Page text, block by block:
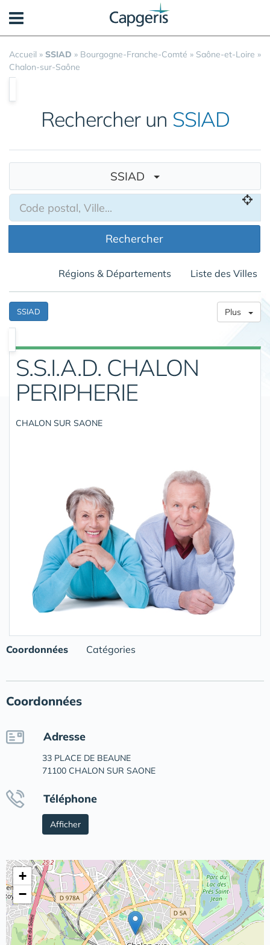
Accueil » SSIAD » Bourgogne-Franche-Comté » Saône-et-Loire »
Chalon-sur-Saône
Rechercher un SSIAD
SSIAD
Rechercher
Régions & Départements Liste des Villes
SSIAD Plus
S.S.I.A.D. CHALON
PERIPHERIE
CHALON SUR SAONE
Coordonnées Catégories
Coordonnées
Adresse
33 PLACE DE BEAUNE
71100 CHALON SUR SAONE
Téléphone
Afficher
+
−